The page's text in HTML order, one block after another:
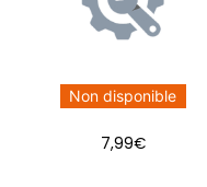
Non disponible
7,99€